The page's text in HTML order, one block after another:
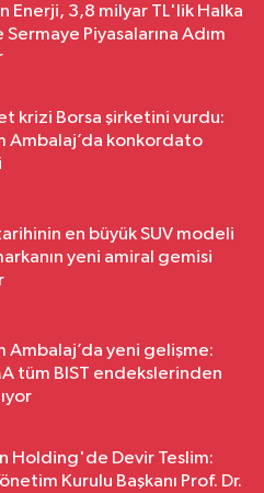
Enerji, 3,8 milyar TL'lik Halka
Sermaye Piyasalarına Adım
krizi Borsa şirketini vurdu:
Ambalaj’da konkordato
en büyük SUV modeli
yeni amiral gemisi
Ambalaj’da yeni gelişme:
tüm BIST endekslerinden
Holding'de Devir Teslim:
Kurulu Başkanı Prof. Dr.